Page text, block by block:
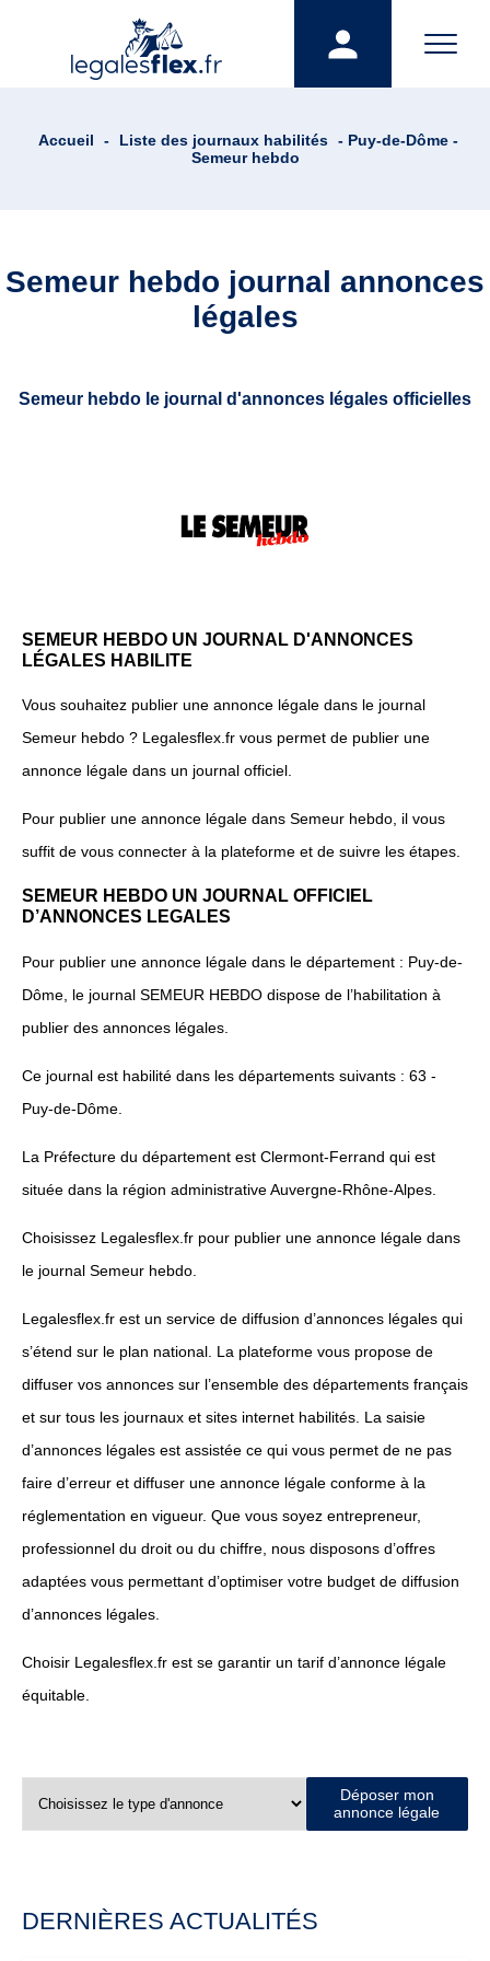
Accueil - Liste des journaux habilités - Puy-de-Dôme -
Semeur hebdo
Semeur hebdo journal annonces
légales
Semeur hebdo le journal d'annonces légales officielles
SEMEUR HEBDO UN JOURNAL D'ANNONCES
LÉGALES HABILITE
Vous souhaitez publier une annonce légale dans le journal
Semeur hebdo ? Legalesflex.fr vous permet de publier une
annonce légale dans un journal officiel.
Pour publier une annonce légale dans Semeur hebdo, il vous
suffit de vous connecter à la plateforme et de suivre les étapes.
SEMEUR HEBDO UN JOURNAL OFFICIEL
D’ANNONCES LEGALES
Pour publier une annonce légale dans le département : Puy-de-
Dôme, le journal SEMEUR HEBDO dispose de l’habilitation à
publier des annonces légales.
Ce journal est habilité dans les départements suivants : 63 -
Puy-de-Dôme.
La Préfecture du département est Clermont-Ferrand qui est
située dans la région administrative Auvergne-Rhône-Alpes.
Choisissez Legalesflex.fr pour publier une annonce légale dans
le journal Semeur hebdo.
Legalesflex.fr est un service de diffusion d’annonces légales qui
s’étend sur le plan national. La plateforme vous propose de
diffuser vos annonces sur l’ensemble des départements français
et sur tous les journaux et sites internet habilités. La saisie
d’annonces légales est assistée ce qui vous permet de ne pas
faire d’erreur et diffuser une annonce légale conforme à la
réglementation en vigueur. Que vous soyez entrepreneur,
professionnel du droit ou du chiffre, nous disposons d’offres
adaptées vous permettant d’optimiser votre budget de diffusion
d’annonces légales.
Choisir Legalesflex.fr est se garantir un tarif d’annonce légale
équitable.
Déposer mon
annonce légale
DERNIÈRES ACTUALITÉS